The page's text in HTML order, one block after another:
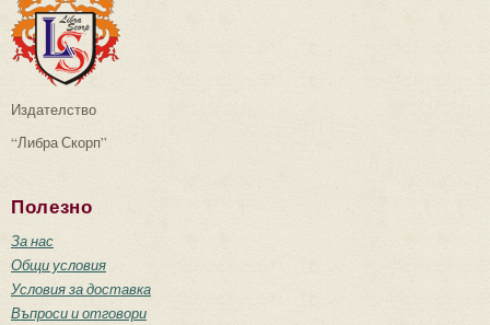
Издателство
“Либра Скорп”
Полезно
За нас
Общи условия
Условия за доставка
Въпроси и отговори